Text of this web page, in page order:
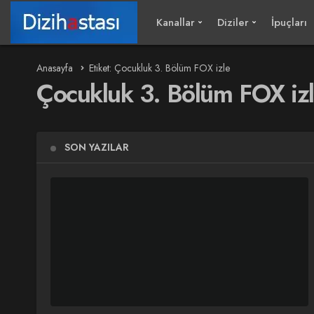
Kanallar Diziler İpuçları
Anasayfa Etiket: Çocukluk 3. Bölüm FOX izle
Çocukluk 3. Bölüm FOX
SON YAZILAR